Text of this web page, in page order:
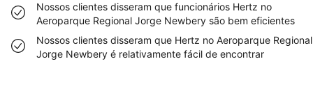
Nossos clientes disseram que funcionários Hertz no
Aeroparque Regional Jorge Newbery são bem eficientes
Nossos clientes disseram que Hertz no Aeroparque Regional
Jorge Newbery é relativamente fácil de encontrar